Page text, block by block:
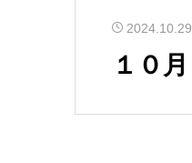
2024.10.29
１０